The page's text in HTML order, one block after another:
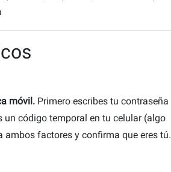
móvil. Primero escribes tu contraseña
un código temporal en tu celular (algo
ambos factores y confirma que eres tú.